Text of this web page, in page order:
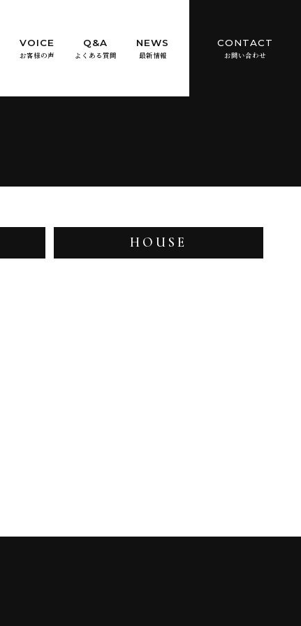
VOICE
お客様の声
Q&A
よくある質問
NEWS
最新情報
CONTACT
お問い合わせ
HOUSE